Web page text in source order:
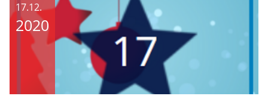
17.12.
2020